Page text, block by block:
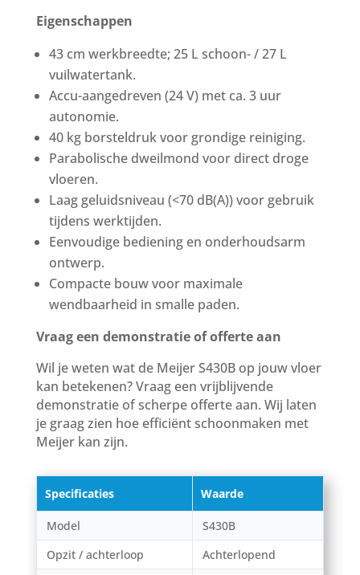
Eigenschappen
43 cm werkbreedte; 25 L schoon- / 27 L
vuilwatertank.
Accu-aangedreven (24 V) met ca. 3 uur
autonomie.
40 kg borsteldruk voor grondige reiniging.
Parabolische dweilmond voor direct droge
vloeren.
Laag geluidsniveau (<70 dB(A)) voor gebruik
tijdens werktijden.
Eenvoudige bediening en onderhoudsarm
ontwerp.
Compacte bouw voor maximale
wendbaarheid in smalle paden.
Vraag een demonstratie of offerte aan
Wil je weten wat de Meijer S430B op jouw vloer
kan betekenen? Vraag een vrijblijvende
demonstratie of scherpe offerte aan. Wij laten
je graag zien hoe efficiënt schoonmaken met
Meijer kan zijn.
Specificaties Waarde
Model
S430B
Opzit / achterloop
Achterlopend